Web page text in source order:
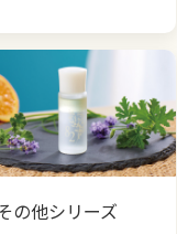
の他シリーズ